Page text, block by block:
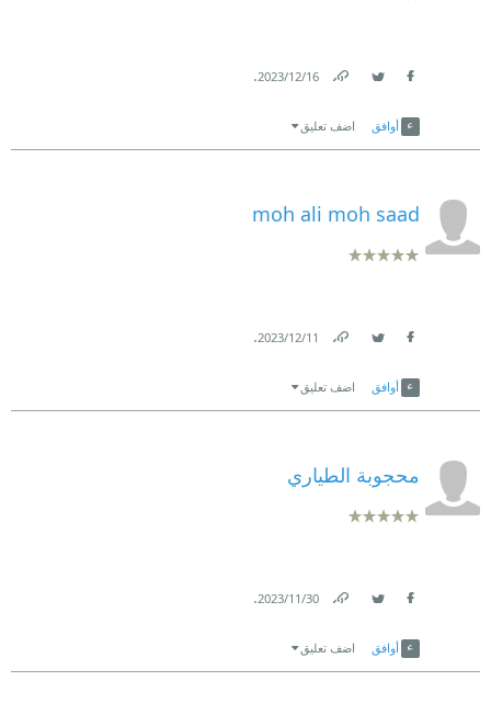
16‏/12‏/2023
.
أوافق اضف تعليق
moh ali moh saad
11‏/12‏/2023
.
أوافق اضف تعليق
محجوبة الطياري
30‏/11‏/2023
.
أوافق اضف تعليق